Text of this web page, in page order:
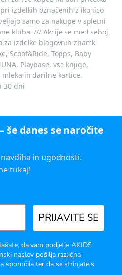
pri izdelkih označenih z ikonico
samo za nakupe v spletni
kluba. /// Akcije se med seboj
za izdelke blagovnih znamk
Scoot&Ride, Topps, Baby
Playbase, vse knjige,
mleka in darilne kartice.
30 dni
še danes se naročite
in ugodnosti.
tukaj!
PRIJAVITE SE
da vam podjetje AKIDS
naslov pošilja različna
sporočila ter da se strinjate s